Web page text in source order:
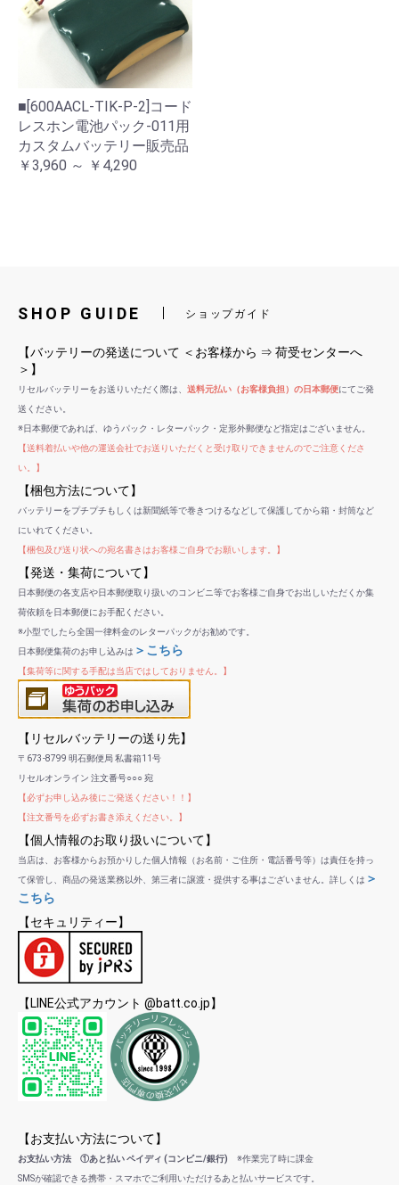
■[600AACL-TIK-P-2]コード
レスホン電池パック-011用
カスタムバッテリー販売品
￥3,960 ～ ￥4,290
SHOP GUIDE ショップガイド
【バッテリーの発送について ＜お客様から ⇒ 荷受センターへ
＞】
リセルバッテリーをお送りいただく際は、 送料元払い（お客様負担）の日本郵便にてご発
送ください。
※日本郵便であれば、ゆうパック・レターパック・定形外郵便など指定はございません。
【送料着払いや他の運送会社でお送りいただくと受け取りできませんのでご注意くださ
い。】
【梱包方法について】
バッテリーをプチプチもしくは新聞紙等で巻きつけるなどして保護してから箱・封筒など
にいれてください。
【梱包及び送り状への宛名書きはお客様ご自身でお願いします。】
【発送・集荷について】
日本郵便の各支店や日本郵便取り扱いのコンビニ等でお客様ご自身でお出しいただくか集
荷依頼を日本郵便にお手配ください。
※小型でしたら全国一律料金のレターパックがお勧めです。
日本郵便集荷のお申し込みは ＞こちら
【集荷等に関する手配は当店ではしておりません。】
【リセルバッテリーの送り先】
〒673-8799 明石郵便局 私書箱11号
リセルオンライン 注文番号○○○ 宛
【必ずお申し込み後にご発送ください！！】
【注文番号を必ずお書き添えください。】
【個人情報のお取り扱いについて】
当店は、お客様からお預かりした個人情報（お名前・ご住所・電話番号等）は責任を持っ
て保管し、商品の発送業務以外、第三者に譲渡・提供する事はございません。詳しくは ＞
こちら
【セキュリティー】
【LINE公式アカウント @batt.co.jp】
【お支払い方法について】
お支払い方法 ①あと払い ペイディ (コンビニ/銀行) ※作業完了時に課金
SMSが確認できる携帯・スマホでご利用いただけるあと払いサービスです。